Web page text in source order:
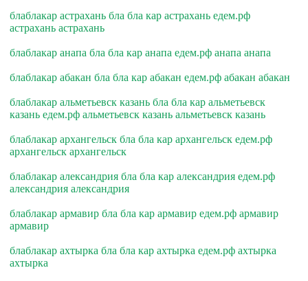
блаблакар астрахань бла бла кар астрахань едем.рф
астрахань астрахань
блаблакар анапа бла бла кар анапа едем.рф анапа анапа
блаблакар абакан бла бла кар абакан едем.рф абакан абакан
блаблакар альметьевск казань бла бла кар альметьевск
казань едем.рф альметьевск казань альметьевск казань
блаблакар архангельск бла бла кар архангельск едем.рф
архангельск архангельск
блаблакар александрия бла бла кар александрия едем.рф
александрия александрия
блаблакар армавир бла бла кар армавир едем.рф армавир
армавир
блаблакар ахтырка бла бла кар ахтырка едем.рф ахтырка
ахтырка